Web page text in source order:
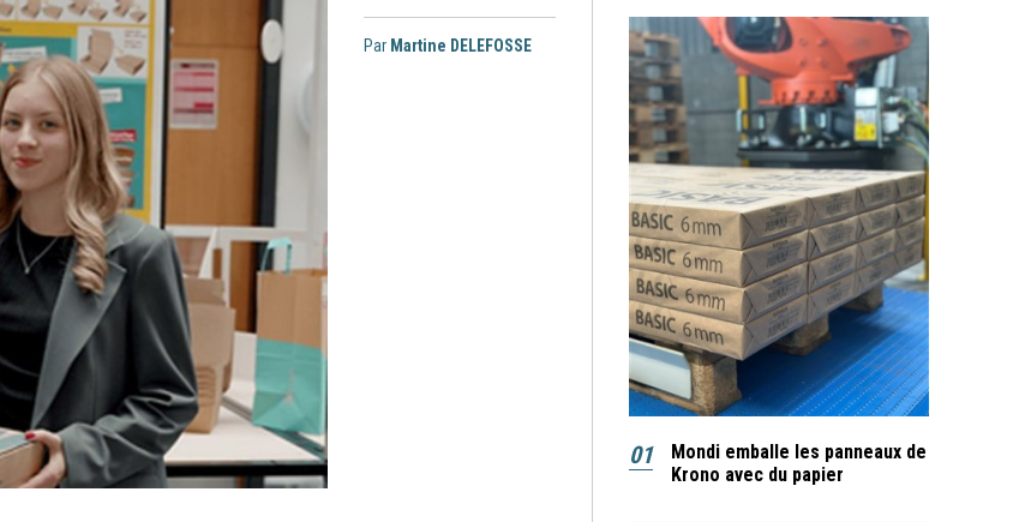
Par Martine DELEFOSSE
01
Mondi emballe les panneaux de
Krono avec du papier